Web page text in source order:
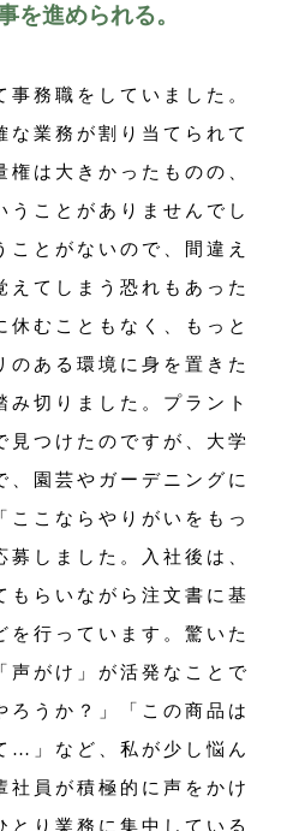
を進められる。
務職をしていました。
な業務が割り当てられて
は大きかったものの、
うことがありませんでし
とがないので、間違え
えてしまう恐れもあった
休むこともなく、もっと
のある環境に身を置きた
み切りました。プラント
見つけたのですが、大学
、園芸やガーデニングに
ここならやりがいをもっ
しました。入社後は、
もらいながら注文書に基
を行っています。驚いた
声がけ」が活発なことで
ろうか？」「この商品は
…」など、私が少し悩ん
社員が積極的に声をかけ
とり業務に集中している